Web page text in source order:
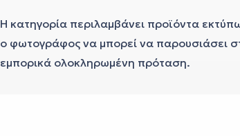
Η κατηγορία περιλαμβάνει προϊόντα
ο φωτογράφος να μπορεί να παρουσιάσει
εμπορικά ολοκληρωμένη πρόταση.